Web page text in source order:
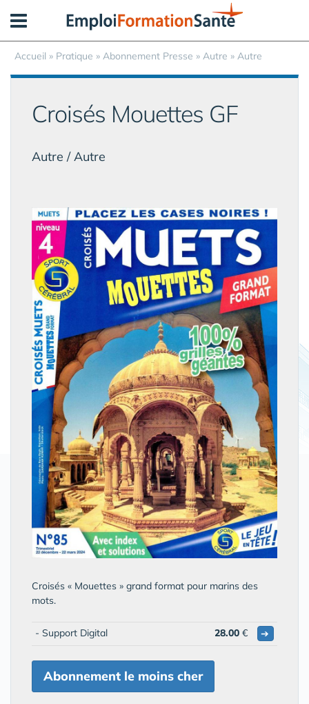
Accueil » Pratique » Abonnement Presse » Autre » Autre
Croisés Mouettes GF
Autre / Autre
Croisés « Mouettes » grand format pour marins des
mots.
- Support Digital 28.00 € ➔
Abonnement le moins cher